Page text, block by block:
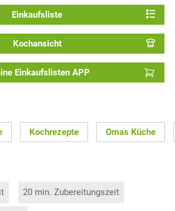
Einkaufsliste
Kochansicht
Einkaufslisten APP
Kochrezepte Omas Küche
20 min. Zubereitungszeit